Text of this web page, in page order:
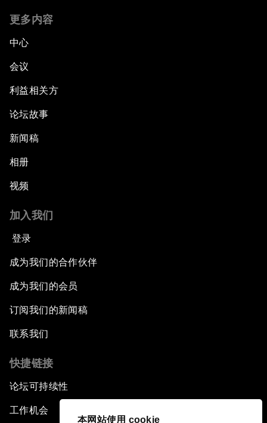
本网站使用 cookie
更多内容
中心
会议
利益相关方
论坛故事
新闻稿
相册
视频
加入我们
登录
成为我们的合作伙伴
成为我们的会员
订阅我们的新闻稿
联系我们
快捷链接
论坛可持续性
工作机会